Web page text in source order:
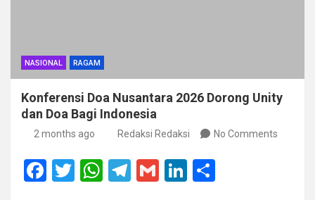
NASIONAL RAGAM
Konferensi Doa Nusantara 2026 Dorong Unity
dan Doa Bagi Indonesia
2 months ago Redaksi Redaksi No Comments
F
T
W T
G
Li